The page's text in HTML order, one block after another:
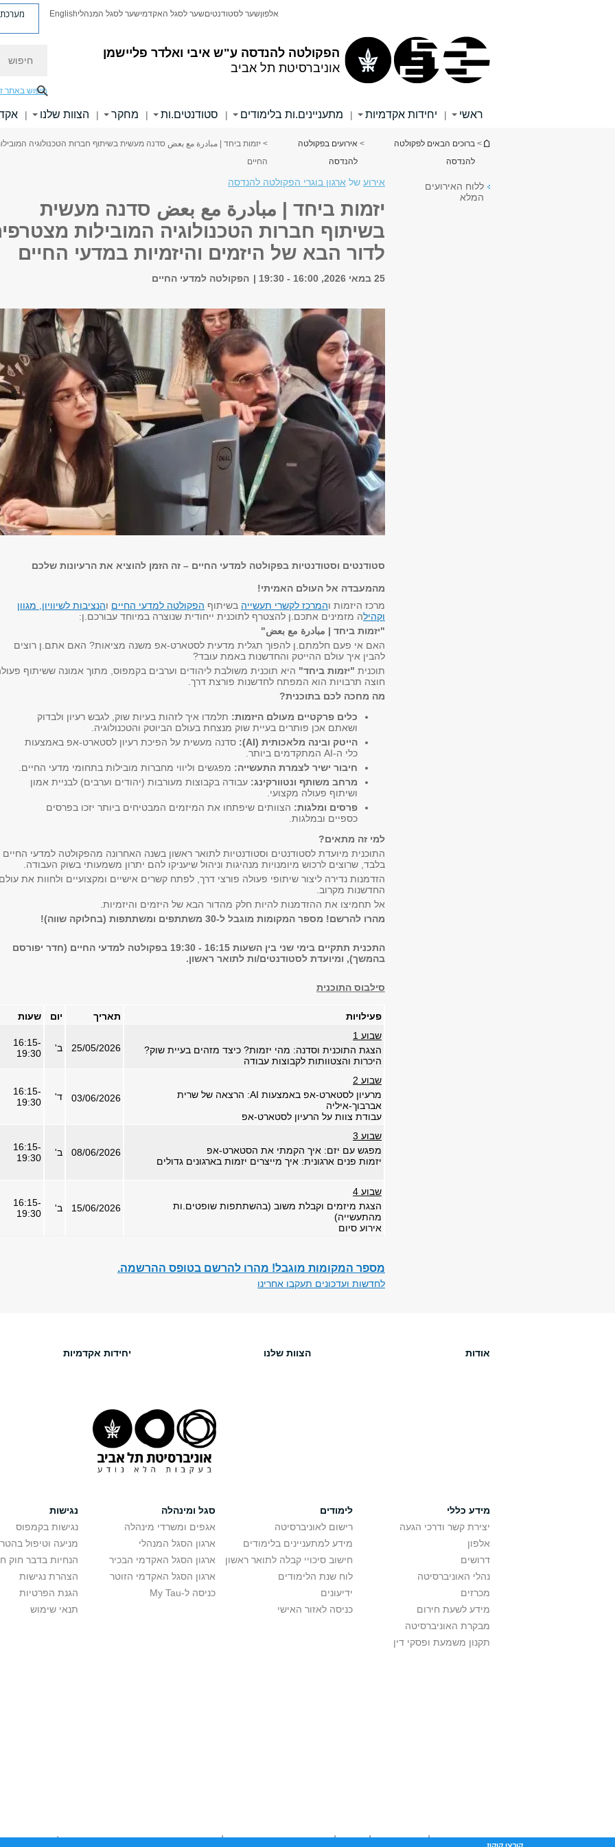
הפקולטה להנדסה ע"ש איבי ואלדר פליישמן
אוניברסיטת תל אביב
אלפוןשער לסטודנטיםשער לסגל האקדמישער לסגל המנהליEnglish מערכת
חיפוש באתר
ראשי | יחידות אקדמיות | מתעניינים.ות בלימודים | סטודנטים.ות | מחקר | הצוות שלנו |
הינך נמצא כאן
> ברוכים הבאים לפקולטה
להנדסה
> אירועים בפקולטה
להנדסה
> יזמות ביחד | مبادرة مع بعض סדנה מעשית בשיתוף חברות הטכנולוגיה
החיים
ללוח האירועים
המלא
אירוע של ארגון בוגרי הפקולטה להנדסה
יזמות ביחד | مبادرة مع بعض סדנה מעשית
בשיתוף חברות הטכנולוגיה המובילות
לדור הבא של היזמים והיזמיות במדעי החיים
25 במאי 2026, 16:00 - 19:30 הפקולטה למדעי החיים
סטודנטים וסטודנטיות בפקולטה למדעי החיים – זה הזמן להוציא את הרעיונות שלכם
מהמעבדה אל העולם האמיתי!
מרכז היזמות והמרכז לקשרי תעשייה בשיתוף הפקולטה למדעי החיים והנציבות לשיוויון, מגוון
וקהילה מזמינים אתכם.ן להצטרף לתוכנית ייחודית שנוצרה במיוחד עבורכם.ן:
"יזמות ביחד | مبادرة مع بعض"
האם אי פעם חלמתם.ן להפוך תגלית מדעית לסטארט-אפ משנה מציאות? האם אתם.ן רוצים
להבין איך עולם ההייטק והחדשנות באמת עובד?
תוכנית "יזמות ביחד" היא תוכנית משולבת ליהודים וערבים בקמפוס, מתוך אמונה ששיתוף
חוצה תרבויות הוא המפתח לחדשנות פורצת דרך.
מה מחכה לכם בתוכנית?
כלים פרקטיים מעולם היזמות: תלמדו איך לזהות בעיות שוק, לגבש רעיון ולבדוק
ושאתם אכן פותרים בעיית שוק מנצחת בעולם הביוטק והטכנולוגיה.
הייטק ובינה מלאכותית (AI
): סדנה מעשית על הפיכת רעיון לסטארט-אפ באמצעות
כלי ה-AI המתקדמים ביותר.
חיבור ישיר לצמרת התעשייה: מפגשים וליווי מחברות מובילות בתחומי מדעי החיים.
מרחב משותף ונטוורקינג: עבודה בקבוצות מעורבות (יהודים וערבים) לבניית אמון
ושיתוף פעולה מקצועי.
פרסים ומלגות: הצוותים שיפתחו את המיזמים המבטיחים ביותר יזכו בפרסים
כספיים ובמלגות.
למי זה מתאים?
התוכנית מיועדת לסטודנטים וסטודנטיות לתואר ראשון בשנה האחרונה מהפקולטה למדעי החיים
בלבד, שרוצים לרכוש מיומנויות מנהיגות וניהול שיעניקו להם יתרון משמעותי בשוק העבודה.
הזדמנות נדירה ליצור שיתופי פעולה פורצי דרך, לפתח קשרים אישיים ומקצועיים ולחוות את
החדשנות מקרוב.
אל תחמיצו את ההזדמנות להיות חלק מהדור הבא של היזמים והיזמיות.
מהרו להרשם! מספר המקומות מוגבל ל-30 משתתפים ומשתתפות (בחלוקה שווה)!
התכנית תתקיים בימי שני בין השעות 16:15 - 19:30 בפקולטה למדעי החיים (חדר יפורסם
בהמשך), ומיועדת לסטודנטים/ות לתואר ראשון.
סילבוס התוכנית
פעילויות תאריך יום
שעות
שבוע 1
הצגת התוכנית וסדנה: מהי יזמות? כיצד מזהים בעיית שוק?
היכרות והצטוותות לקבוצות עבודה
25/05/2026 ב'
16:15-
19:30
שבוע 2
מרעיון לסטארט-אפ באמצעות AI: הרצאה של שרית
אברבוך-איליה
עבודת צוות על הרעיון לסטארט-אפ
03/06/2026 ד'
16:15-
19:30
שבוע 3
מפגש עם יזם: איך הקמתי את הסטארט-אפ
יזמות פנים ארגונית: איך מייצרים יזמות בארגונים גדולים
08/06/2026 ב'
16:15-
19:30
שבוע 4
הצגת מיזמים וקבלת משוב (בהשתתפות שופטים.ות
מהתעשייה)
אירוע סיום
15/06/2026 ב'
16:15-
19:30
מספר המקומות מוגבל! מהרו להרשם בטופס ההרשמה.
לחדשות ועדכונים תעקבו אחרינו
אודות הצוות שלנו יחידות אקדמיות
מידע כללי
יצירת קשר ודרכי הגעה
אלפון
דרושים
נהלי האוניברסיטה
מכרזים
מידע לשעת חירום
מבקרת האוניברסיטה
תקנון משמעת ופסקי דין
לימודים
רישום לאוניברסיטה
מידע למתעניינים בלימודים
חישוב סיכויי קבלה לתואר ראשון
לוח שנת הלימודים
ידיעונים
כניסה לאזור האישי
סגל ומינהלה
אגפים ומשרדי מינהלה
ארגון הסגל המנהלי
ארגון הסגל האקדמי הבכיר
ארגון הסגל האקדמי הזוטר
כניסה ל-My Tau
נגישות
נגישות בקמפוס
מניעה וטיפול
הנחיות בדבר חוק
הצהרת נגישות
הגנת הפרטיות
תנאי שימוש
אוניברסיטת תל אביב עושה כל מאמץ לכבד זכויות יוצרים. אם בבעלותך זכויות יוצרים בתכנים שנמצאים פה ו/או השימוש